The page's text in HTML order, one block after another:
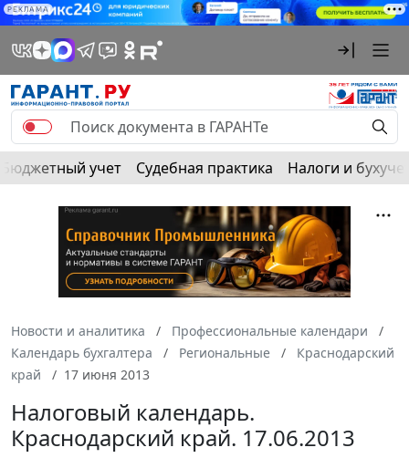
РЕКЛАМА
Бюджетный учет Судебная практика Налоги и
Новости и аналитика
Профессиональные календари
Календарь бухгалтера
Региональные
Краснодарский
край
17 июня 2013
Налоговый календарь.
Краснодарский край. 17.06.2013